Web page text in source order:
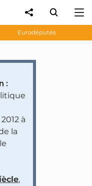
Eurodéputés
:
à
la
,